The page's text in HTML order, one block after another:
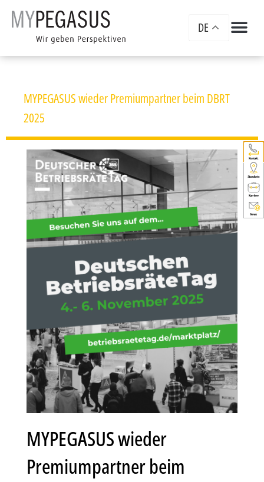
DE
MYPEGASUS wieder Premiumpartner beim DBRT
2025
MYPEGASUS wieder
Premiumpartner beim